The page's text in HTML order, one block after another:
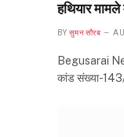
हथियार
BY सुमन सौरब
Begusarai
कांड संख्या-